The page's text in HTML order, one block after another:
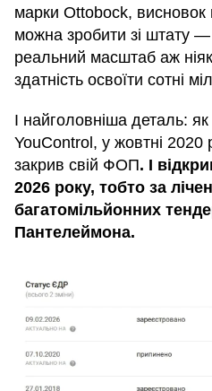
марки Ottobock, висновок
можна зробити зі штату
реальний масштаб аж
здатність освоїти сотні
І найголовніша деталь:
YouControl, у жовтні
закрив свій ФОП. І
2026 року, тобто за
багатомільйонних
Пантелеймона.